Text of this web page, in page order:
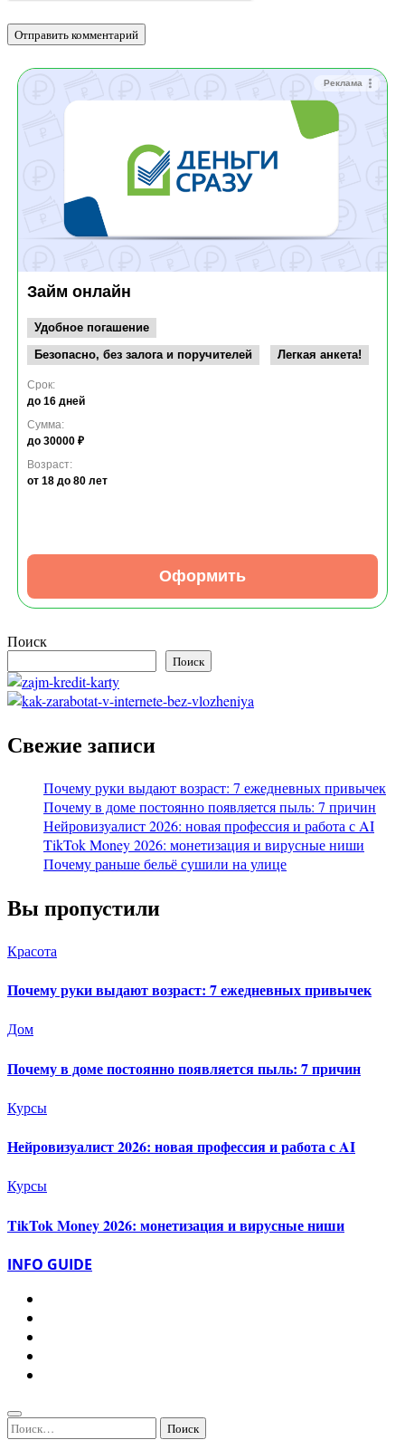
Реклама
Займ онлайн
Удобное погашение
Безопасно, без залога и поручителей
Легкая анкета!
Срок:
до 16 дней
Сумма:
до 30000 ₽
Возраст:
от 18 до 80 лет
Оформить
Поиск
Поиск
Свежие записи
Почему руки выдают возраст: 7 ежедневных привычек
Почему в доме постоянно появляется пыль: 7 причин
Нейровизуалист 2026: новая профессия и работа с AI
TikTok Money 2026: монетизация и вирусные ниши
Почему раньше бельё сушили на улице
Вы пропустили
Красота
Почему руки выдают возраст: 7 ежедневных привычек
Дом
Почему в доме постоянно появляется пыль: 7 причин
Курсы
Нейровизуалист 2026: новая профессия и работа с AI
Курсы
TikTok Money 2026: монетизация и вирусные ниши
INFO GUIDE
Найти: